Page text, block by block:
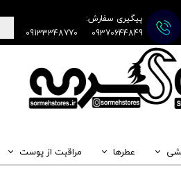
پیگیری سفارش:
09370644849
09133348770
عطرها مراقبت از پوست